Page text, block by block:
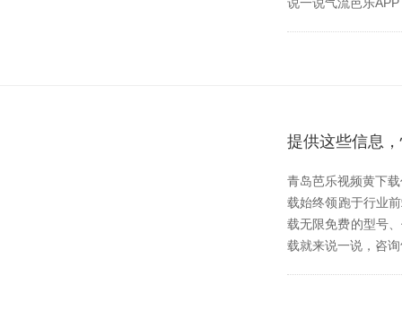
提供这些信息
青岛芭乐视频黄下载
载始终领跑于行业前
载无限免费的型号
载就来说一说，咨